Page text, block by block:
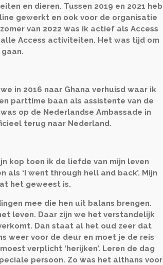
en dieren. Tussen 2019 en 2021 heb
gewerkt en ook voor de organisatie
van 2022 was ik actief als Access
Access activiteiten. Het was tijd om
in 2016 naar Ghana verhuisd waar ik
parttime baan als assistente van de
op de Nederlandse Ambassade in
terug naar Nederland.
kop toen ik de liefde van mijn leven
‘I went through hell and back’. Mijn
het geweest is.
mee die hen uit balans brengen.
leven. Daar zijn we het verstandelijk
Dan staat al het oud zeer dat
weer voor de deur en moet je de reis
verplicht ‘herijken’. Leren de dag
persoon. Zo was het althans voor